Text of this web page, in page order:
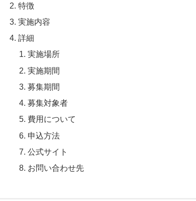
特徴
実施内容
詳細
実施場所
実施期間
募集期間
募集対象者
費用について
申込方法
公式サイト
お問い合わせ先